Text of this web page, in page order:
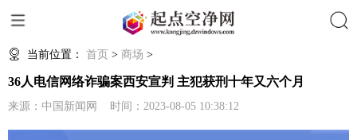
当前位置： 首页 > 商场 >
36人电信网络诈骗案西安宣判 主犯获刑十年又六个月
来源：中国新闻网 时间：2023-08-05 10:38:12